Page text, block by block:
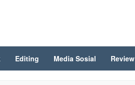
Editing Media Sosial Review